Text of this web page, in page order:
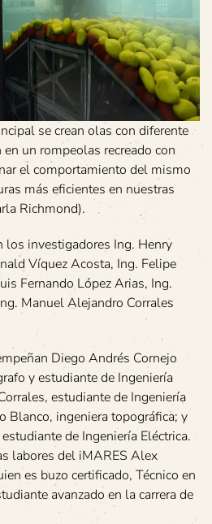
se crean olas con diferente
un rompeolas recreado con
el comportamiento del mismo
más eficientes en nuestras
Richmond).
los investigadores Ing. Henry
Víquez Acosta, Ing. Felipe
Fernando López Arias, Ing.
Manuel Alejandro Corrales
Diego Andrés Cornejo
y estudiante de Ingeniería
estudiante de Ingeniería
Blanco, ingeniera topográfica; y
de Ingeniería Eléctrica.
labores del iMARES Alex
es buzo certificado, Técnico en
avanzado en la carrera de